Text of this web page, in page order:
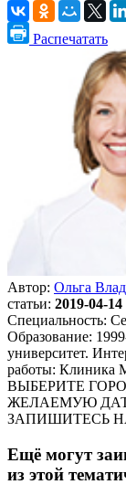
Распечатать
Автор: Ольга
статьи: 2019-04-14
Специальность:
Образование:
университет.
работы: Клиника
ВЫБЕРИТЕ
ЖЕЛАЕМУЮ
ЗАПИШИТЕСЬ
Ещё могут
из этой